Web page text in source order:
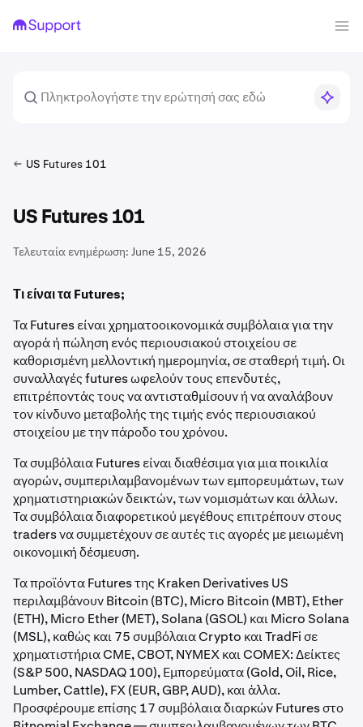
US Futures 101
US Futures 101
Τελευταία ενημέρωση: June 15, 2026
Τι είναι τα Futures;
Τα Futures είναι χρηματοοικονομικά συμβόλαια για την
αγορά ή πώληση ενός περιουσιακού στοιχείου σε
καθορισμένη μελλοντική ημερομηνία, σε σταθερή τιμή. Οι
συναλλαγές futures ωφελούν τους επενδυτές,
επιτρέποντάς τους να αντισταθμίσουν ή να αναλάβουν
τον κίνδυνο μεταβολής της τιμής ενός περιουσιακού
στοιχείου με την πάροδο του χρόνου.
Τα συμβόλαια Futures είναι διαθέσιμα για μια ποικιλία
αγορών, συμπεριλαμβανομένων των εμπορευμάτων, των
χρηματιστηριακών δεικτών, των νομισμάτων και άλλων.
Τα συμβόλαια διαφορετικού μεγέθους επιτρέπουν στους
traders να συμμετέχουν σε αυτές τις αγορές με μειωμένη
οικονομική δέσμευση.
Τα προϊόντα Futures της Kraken Derivatives US
περιλαμβάνουν Bitcoin (BTC), Micro Bitcoin (MBT), Ether
(ETH), Micro Ether (MET), Solana (GSOL) και Micro Solana
(MSL), καθώς και 75 συμβόλαια Crypto και TradFi σε
χρηματιστήρια CME, CBOT, NYMEX και COMEX: Δείκτες
(S&P 500, NASDAQ 100), Εμπορεύματα (Gold, Oil, Rice,
Lumber, Cattle), FX (EUR, GBP, AUD), και άλλα.
Προσφέρουμε επίσης 17 συμβόλαια διαρκών Futures στο